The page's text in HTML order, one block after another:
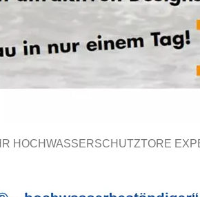
HOCHWASSERSCHUTZTORE